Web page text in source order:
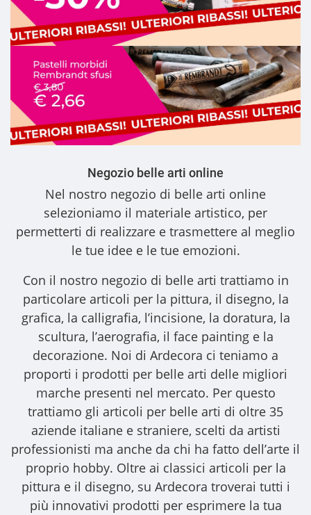
Negozio belle arti online
Nel nostro negozio di belle arti online
selezioniamo il materiale artistico, per
permetterti di realizzare e trasmettere al meglio
le tue idee e le tue emozioni.
Con il nostro negozio di belle arti trattiamo in
particolare articoli per la pittura, il disegno, la
grafica, la calligrafia, l’incisione, la doratura, la
scultura, l’aerografia, il face painting e la
decorazione. Noi di Ardecora ci teniamo a
proporti i prodotti per belle arti delle migliori
marche presenti nel mercato. Per questo
trattiamo gli articoli per belle arti di oltre 35
aziende italiane e straniere, scelti da artisti
professionisti ma anche da chi ha fatto dell’arte il
proprio hobby. Oltre ai classici articoli per la
pittura e il disegno, su Ardecora troverai tutti i
più innovativi prodotti per esprimere la tua